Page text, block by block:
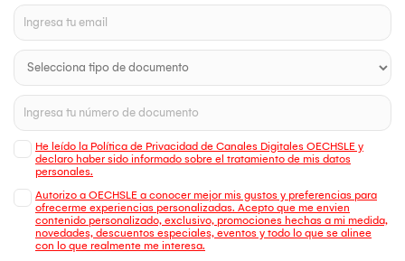
He leído la Política de Privacidad de Canales Digitales OECHSLE y
declaro haber sido informado sobre el tratamiento de mis datos
personales.
Autorizo a OECHSLE a conocer mejor mis gustos y preferencias para
ofrecerme experiencias personalizadas. Acepto que me envien
contenido personalizado, exclusivo, promociones hechas a mi medida,
novedades, descuentos especiales, eventos y todo lo que se alinee
con lo que realmente me interesa.